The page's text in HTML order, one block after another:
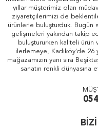
yıllar müşterimiz olan
ziyaretçilerimizi de
ürünlerle buluşturduk. Bugün
gelişmeleri yakından takip
buluştururken kaliteli
ilerlemeye, Kadıköy'de 26
mağazamızın yanı sıra
sanatın renkli